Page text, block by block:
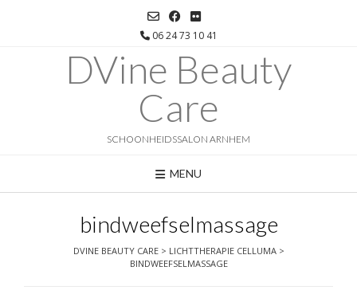
06 24 73 10 41
DVine Beauty
Care
SCHOONHEIDSSALON ARNHEM
MENU
bindweefselmassage
DVINE BEAUTY CARE> LICHTTHERAPIE CELLUMA>
BINDWEEFSELMASSAGE